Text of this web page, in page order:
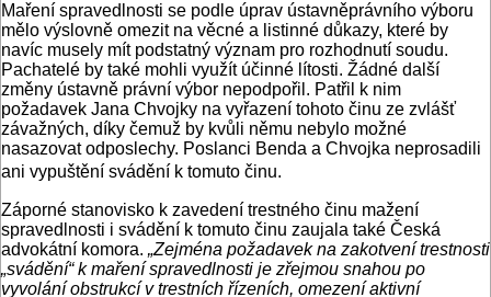
Maření spravedlnosti se podle úprav ústavněprávního výboru
mělo výslovně omezit na věcné a listinné důkazy, které by
navíc musely mít podstatný význam pro rozhodnutí soudu.
Pachatelé by také mohli využít účinné lítosti. Žádné další
změny ústavně právní výbor nepodpořil. Patřil k nim
požadavek Jana Chvojky na vyřazení tohoto činu ze zvlášť
závažných, díky čemuž by kvůli němu nebylo možné
nasazovat odposlechy. Poslanci Benda a Chvojka neprosadili
ani vypuštění svádění k tomuto činu.
Záporné stanovisko k zavedení trestného činu mažení
spravedlnosti i svádění k tomuto činu zaujala také Česká
advokátní komora. „Zejména požadavek na zakotvení trestnosti
„svádění“ k maření spravedlnosti je zřejmou snahou po
vyvolání obstrukcí v trestních řízeních, omezení aktivní